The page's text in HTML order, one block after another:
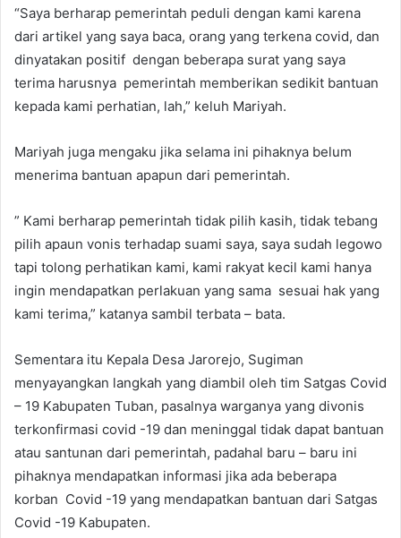
“Saya berharap pemerintah peduli dengan kami karena
dari artikel yang saya baca, orang yang terkena covid, dan
dinyatakan positif dengan beberapa surat yang saya
terima harusnya pemerintah memberikan sedikit bantuan
kepada kami perhatian, lah,” keluh Mariyah.
Mariyah juga mengaku jika selama ini pihaknya belum
menerima bantuan apapun dari pemerintah.
” Kami berharap pemerintah tidak pilih kasih, tidak tebang
pilih apaun vonis terhadap suami saya, saya sudah legowo
tapi tolong perhatikan kami, kami rakyat kecil kami hanya
ingin mendapatkan perlakuan yang sama sesuai hak yang
kami terima,” katanya sambil terbata – bata.
Sementara itu Kepala Desa Jarorejo, Sugiman
menyayangkan langkah yang diambil oleh tim Satgas Covid
– 19 Kabupaten Tuban, pasalnya warganya yang divonis
terkonfirmasi covid -19 dan meninggal tidak dapat bantuan
atau santunan dari pemerintah, padahal baru – baru ini
pihaknya mendapatkan informasi jika ada beberapa
korban Covid -19 yang mendapatkan bantuan dari Satgas
Covid -19 Kabupaten.